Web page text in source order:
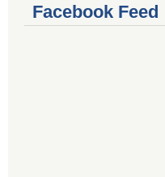
Facebook Feed